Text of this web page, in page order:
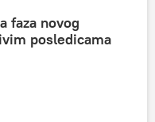
faza novog
posledicama